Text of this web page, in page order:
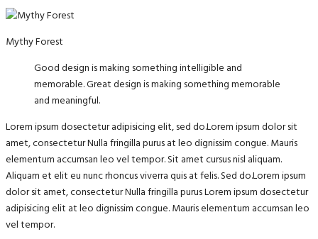
Mythy Forest
Good design is making something intelligible and
memorable. Great design is making something memorable
and meaningful.
Lorem ipsum dosectetur adipisicing elit, sed do.Lorem ipsum dolor sit
amet, consectetur Nulla fringilla purus at leo dignissim congue. Mauris
elementum accumsan leo vel tempor. Sit amet cursus nisl aliquam.
Aliquam et elit eu nunc rhoncus viverra quis at felis. Sed do.Lorem ipsum
dolor sit amet, consectetur Nulla fringilla purus Lorem ipsum dosectetur
adipisicing elit at leo dignissim congue. Mauris elementum accumsan leo
vel tempor.